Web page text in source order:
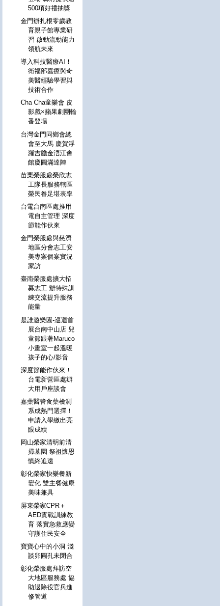
500項好禮抽獎
金門辦扎根零歲教
育親子館專業研
習 啟動流動能力
領航未來
導入科技醫療AI！
衛福部嘉療與奇
美醫經驗學習與
技術合作
Cha Cha童樂會 皮
影戲×蘋果劇團輪
番登場
台灣金門同鄉會總
會至大馬 慶賀浮
羅吉膽金浯江會
館慶圓滿達陣
苗栗榮服處榮欣志
工隊長服務轄區
榮民眷足堪表率
台電台南區處推用
電自主管理 深度
節能作伙來
金門榮服處與慈濟
地區分會志工安
美專案個案實況
家訪
臺南榮服處擴大招
募志工 辦特殊訓
練交流提升服務
能量
是誰遊樂園-巡迴首
展台南中山店 兒
童節跟著Maruco
小畫室一起溫暖
孩子的心/影音
深度節能作伙來！
台電新營區處辦
大用戶座談會
嘉藥醫管食藥檢測
系成熱門選擇！
申請入學繳出亮
眼成績
岡山榮家清明前清
掃墓園 祭祖懷恩
慎終追遠
彰化榮家快樂餐新
變化 雙主餐健康
美味兼具
屏東榮家CPR＋
AED實戰訓練教
育 落實急救應變
守護住民安全
寶寶心中的小洞 淺
談卵圓孔未閉合
彰化榮服處拜訪空
大地區服務處 協
助退除役官兵進
修管道